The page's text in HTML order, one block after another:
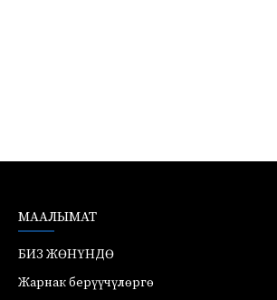
МААЛЫМАТ
БИЗ ЖӨНҮНДӨ
Жарнак берүүчүлөргө